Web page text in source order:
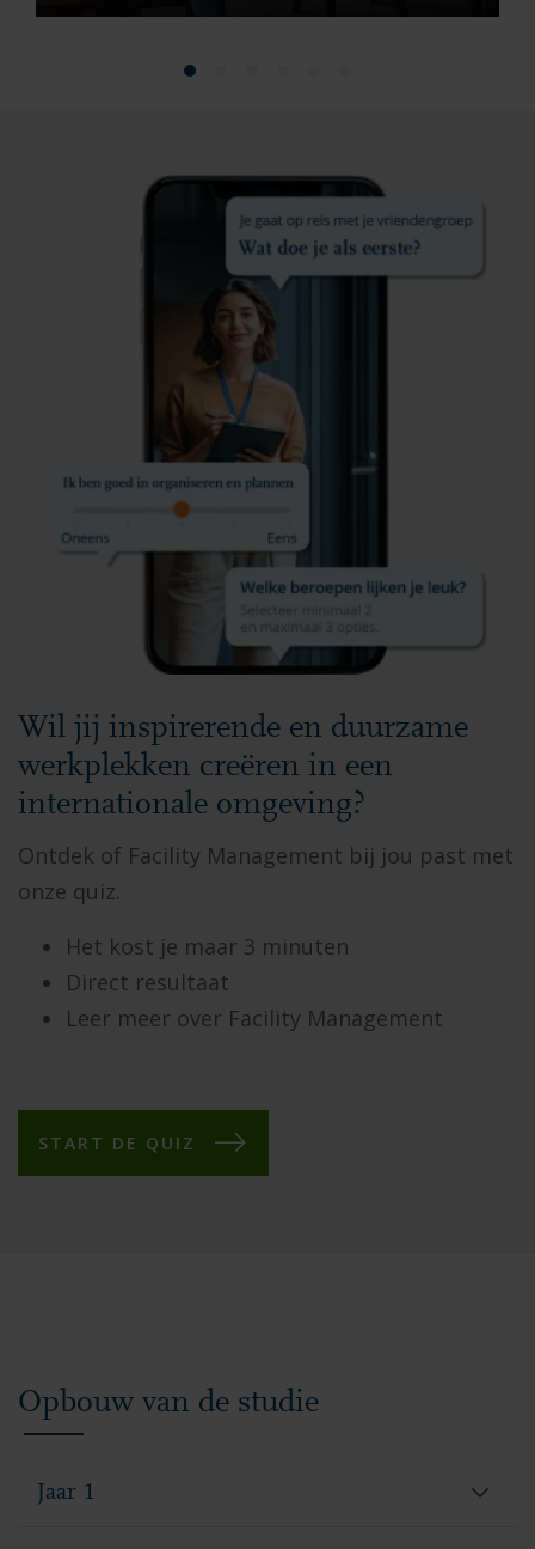
Wil jij inspirerende en duurzame
werkplekken creëren in een
internationale omgeving?
Ontdek of Facility Management bij jou past met
onze quiz.
Het kost je maar 3 minuten
Direct resultaat
Leer meer over Facility Management
START DE QUIZ
Opbouw van de studie
Jaar 1